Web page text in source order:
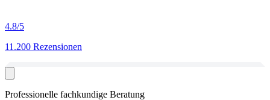
4.8/5
11.200 Rezensionen
Professionelle fachkundige Beratung